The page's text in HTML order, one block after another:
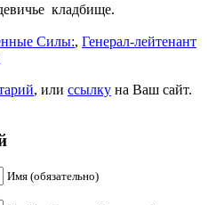
кладбище.
Силы:, Генерал-лейтенант
, или ссылку на Ваш сайт.
Имя (обязательно)